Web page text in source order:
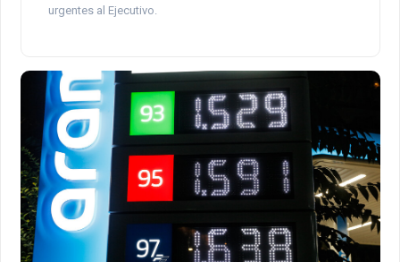
urgentes al Ejecutivo.